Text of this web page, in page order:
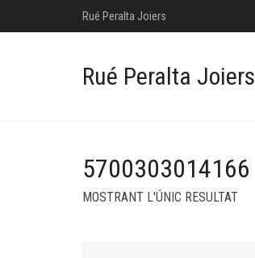
Rué Peralta Joiers
Rué Peralta Joiers
5700303014166
MOSTRANT L'ÚNIC RESULTAT